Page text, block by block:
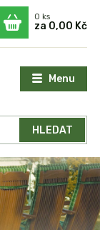
Menu
HLEDAT
0ks
za 0,00 Kč